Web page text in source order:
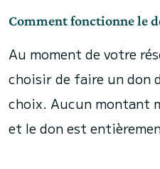
Comment fonctionne le
Au moment de votre
choisir de faire un don
choix. Aucun montant
et le don est